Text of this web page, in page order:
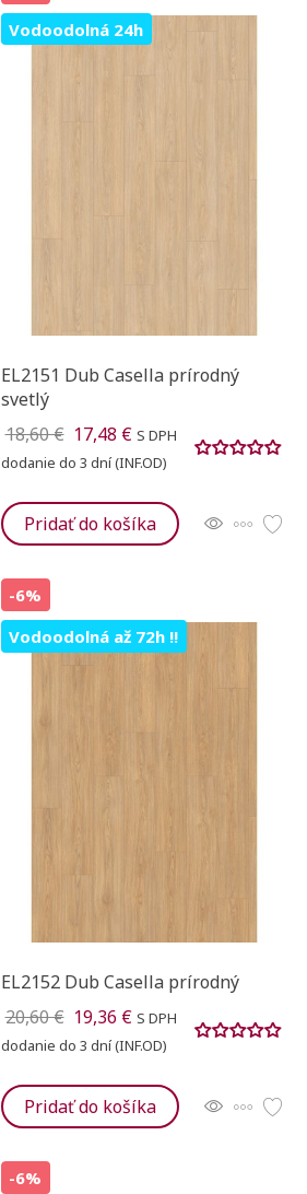
Vodoodolná 24h
EL2151 Dub Casella prírodný
svetlý
18,60 € 17,48 € S DPH
dodanie do 3 dní (INF.OD)
Pridať do košíka
-6%
Vodoodolná až 72h !!
EL2152 Dub Casella prírodný
20,60 € 19,36 € S DPH
dodanie do 3 dní (INF.OD)
Pridať do košíka
-6%